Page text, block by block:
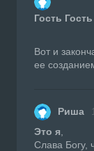
Гость Гость
Вот и
ее
Риша
Это я
Слава Богу,